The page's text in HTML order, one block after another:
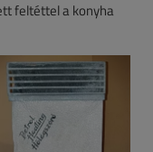
feltéttel a konyha